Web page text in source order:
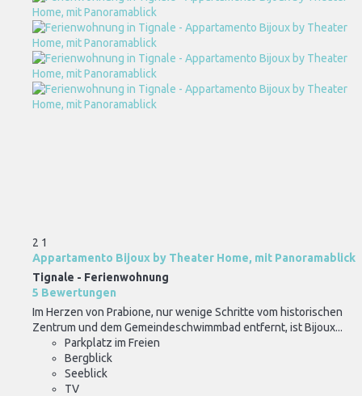
2 1
Appartamento Bijoux by Theater Home, mit Panoramablick
Tignale - Ferienwohnung
5 Bewertungen
Im Herzen von Prabione, nur wenige Schritte vom historischen
Zentrum und dem Gemeindeschwimmbad entfernt, ist Bijoux...
Parkplatz im Freien
Bergblick
Seeblick
TV